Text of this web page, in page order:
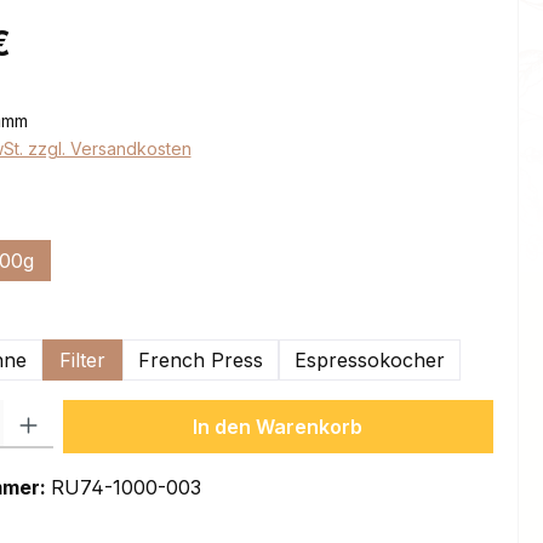
zzgl. Versandkosten
Filter French Press Espressokocher
Gib den gewünschten Wert ein oder benutze die Schaltflächen
In den Warenkorb
RU74-1000-003